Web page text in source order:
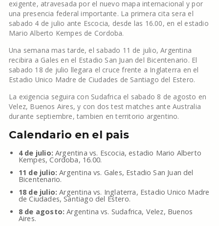
exigente, atravesada por el nuevo mapa internacional y por
una presencia federal importante. La primera cita sera el
sabado 4 de julio ante Escocia, desde las 16.00, en el estadio
Mario Alberto Kempes de Cordoba.
Una semana mas tarde, el sabado 11 de julio, Argentina
recibira a Gales en el Estadio San Juan del Bicentenario. El
sabado 18 de julio llegara el cruce frente a Inglaterra en el
Estadio Unico Madre de Ciudades de Santiago del Estero.
La exigencia seguira con Sudafrica el sabado 8 de agosto en
Velez, Buenos Aires, y con dos test matches ante Australia
durante septiembre, tambien en territorio argentino.
Calendario en el pais
4 de julio: Argentina vs. Escocia, estadio Mario Alberto
Kempes, Cordoba, 16.00.
11 de julio: Argentina vs. Gales, Estadio San Juan del
Bicentenario.
18 de julio: Argentina vs. Inglaterra, Estadio Unico Madre
de Ciudades, Santiago del Estero.
8 de agosto: Argentina vs. Sudafrica, Velez, Buenos
Aires.